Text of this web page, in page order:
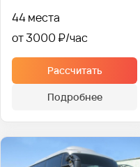
44 места
от 3000 ₽
Рассчитать
Подробнее